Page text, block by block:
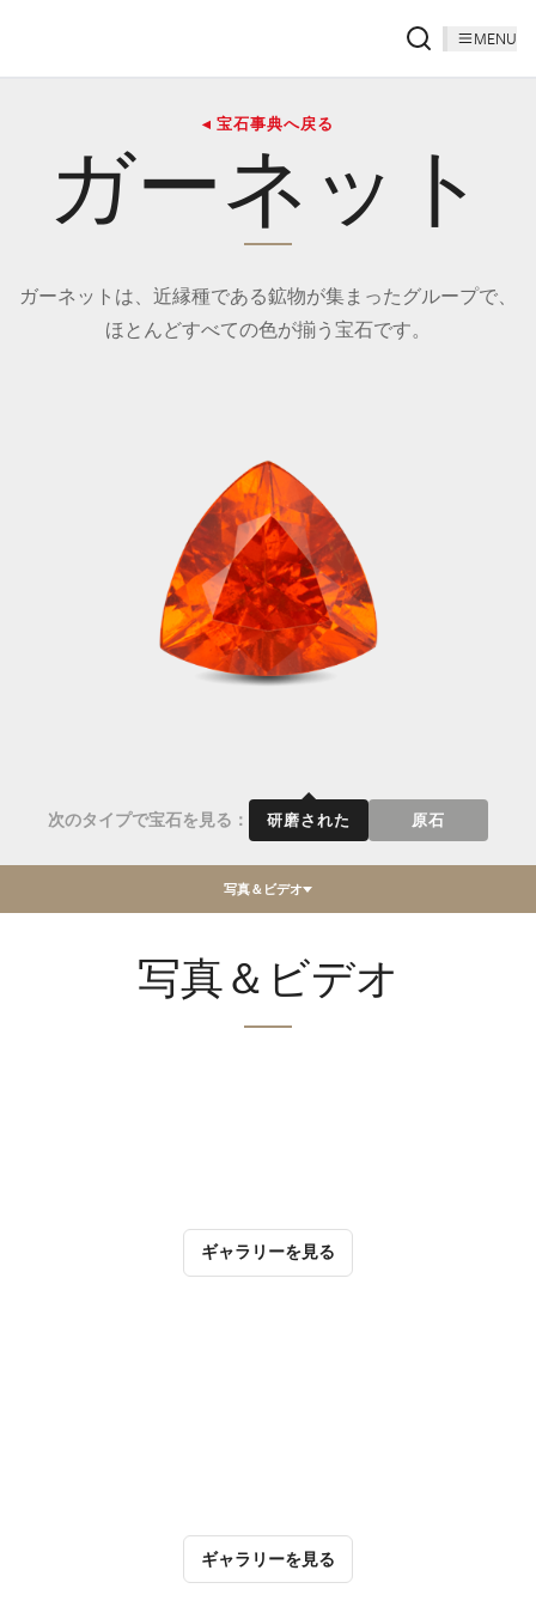
MENU
◂ 宝石事典へ戻る
ガーネット
ガーネットは、近縁種である鉱物が集まったグループで、
ほとんどすべての色が揃う宝石です。
次のタイプで宝石を見る： 研磨された 原石
写真＆ビデオ
写真＆ビデオ
ギャラリーを見る
ギャラリーを見る